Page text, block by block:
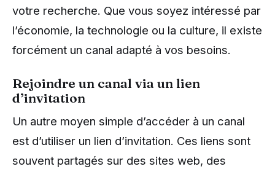
votre recherche. Que vous soyez intéressé par
l’économie, la technologie ou la culture, il existe
forcément un canal adapté à vos besoins.
Rejoindre un canal via un lien
d’invitation
Un autre moyen simple d’accéder à un canal
est d’utiliser un lien d’invitation. Ces liens sont
souvent partagés sur des sites web, des